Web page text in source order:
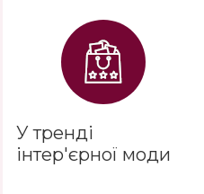
У тренді
інтер'єрної моди